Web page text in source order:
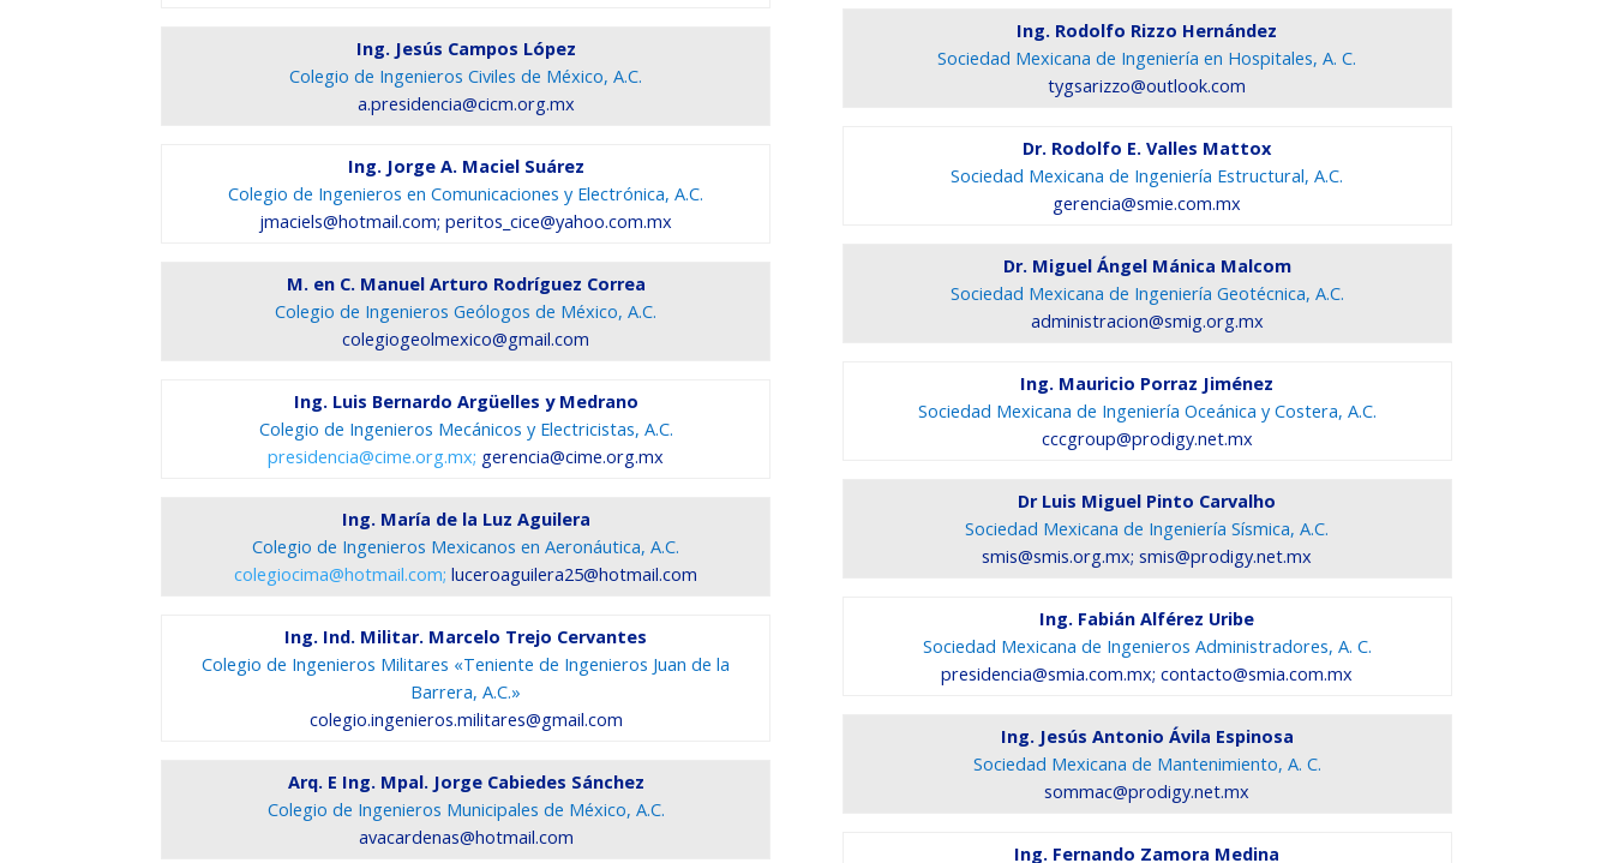
Ing. Jesús Campos López
Colegio de Ingenieros Civiles de México, A.C.
a.presidencia@cicm.org.mx
Ing. Jorge A. Maciel Suárez
Colegio de Ingenieros en Comunicaciones y Electrónica, A.C.
jmaciels@hotmail.com; peritos_cice@yahoo.com.mx
M. en C. Manuel Arturo Rodríguez Correa
Colegio de Ingenieros Geólogos de México, A.C.
colegiogeolmexico@gmail.com
Ing. Luis Bernardo Argüelles y Medrano
Colegio de Ingenieros Mecánicos y Electricistas, A.C.
presidencia@cime.org.mx; gerencia@cime.org.mx
Ing. María de la Luz Aguilera
Colegio de Ingenieros Mexicanos en Aeronáutica, A.C.
colegiocima@hotmail.com; luceroaguilera25@hotmail.com
Ing. Ind. Militar. Marcelo Trejo Cervantes
Colegio de Ingenieros Militares «Teniente de Ingenieros Juan de la
Barrera, A.C.»
colegio.ingenieros.militares@gmail.com
Arq. E Ing. Mpal. Jorge Cabiedes Sánchez
Colegio de Ingenieros Municipales de México, A.C.
avacardenas@hotmail.com
Ing. Rodolfo Rizzo Hernández
Sociedad Mexicana de Ingeniería en Hospitales, A. C.
tygsarizzo@outlook.com
Dr. Rodolfo E. Valles Mattox
Sociedad Mexicana de Ingeniería Estructural, A.C.
gerencia@smie.com.mx
Dr. Miguel Ángel Mánica Malcom
Sociedad Mexicana de Ingeniería Geotécnica, A.C.
administracion@smig.org.mx
Ing. Mauricio Porraz Jiménez
Sociedad Mexicana de Ingeniería Oceánica y Costera, A.C.
cccgroup@prodigy.net.mx
Dr Luis Miguel Pinto Carvalho
Sociedad Mexicana de Ingeniería Sísmica, A.C.
smis@smis.org.mx; smis@prodigy.net.mx
Ing. Fabián Alférez Uribe
Sociedad Mexicana de Ingenieros Administradores, A. C.
presidencia@smia.com.mx; contacto@smia.com.mx
Ing. Jesús Antonio Ávila Espinosa
Sociedad Mexicana de Mantenimiento, A. C.
sommac@prodigy.net.mx
Ing. Fernando Zamora Medina